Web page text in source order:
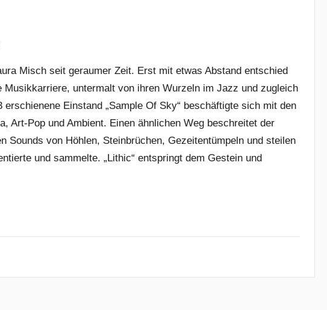
Misch seit geraumer Zeit. Erst mit etwas Abstand entschied
untermalt von ihren Wurzeln im Jazz und zugleich
Einstand „Sample Of Sky“ beschäftigte sich mit den
Art-Pop und Ambient. Einen ähnlichen Weg beschreitet der
Sounds von Höhlen, Steinbrüchen, Gezeitentümpeln und steilen
und sammelte. „Lithic“ entspringt dem Gestein und